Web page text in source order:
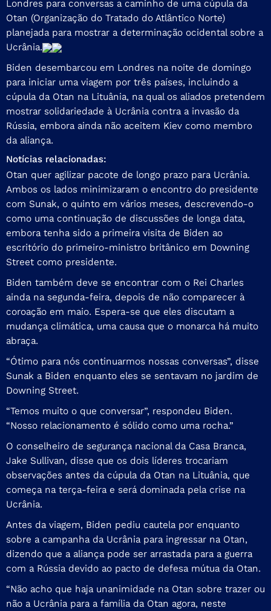
Londres para conversas a caminho de uma cúpula da
Otan (Organização do Tratado do Atlântico Norte)
planejada para mostrar a determinação ocidental sobre a
Ucrânia.
Biden desembarcou em Londres na noite de domingo
para iniciar uma viagem por três países, incluindo a
cúpula da Otan na Lituânia, na qual os aliados pretendem
mostrar solidariedade à Ucrânia contra a invasão da
Rússia, embora ainda não aceitem Kiev como membro
da aliança.
Notícias relacionadas:
Otan quer agilizar pacote de longo prazo para Ucrânia.
Ambos os lados minimizaram o encontro do presidente
com Sunak, o quinto em vários meses, descrevendo-o
como uma continuação de discussões de longa data,
embora tenha sido a primeira visita de Biden ao
escritório do primeiro-ministro britânico em Downing
Street como presidente.
Biden também deve se encontrar com o Rei Charles
ainda na segunda-feira, depois de não comparecer à
coroação em maio. Espera-se que eles discutam a
mudança climática, uma causa que o monarca há muito
abraça.
“Ótimo para nós continuarmos nossas conversas”, disse
Sunak a Biden enquanto eles se sentavam no jardim de
Downing Street.
“Temos muito o que conversar”, respondeu Biden.
“Nosso relacionamento é sólido como uma rocha.”
O conselheiro de segurança nacional da Casa Branca,
Jake Sullivan, disse que os dois líderes trocariam
observações antes da cúpula da Otan na Lituânia, que
começa na terça-feira e será dominada pela crise na
Ucrânia.
Antes da viagem, Biden pediu cautela por enquanto
sobre a campanha da Ucrânia para ingressar na Otan,
dizendo que a aliança pode ser arrastada para a guerra
com a Rússia devido ao pacto de defesa mútua da Otan.
“Não acho que haja unanimidade na Otan sobre trazer ou
não a Ucrânia para a família da Otan agora, neste